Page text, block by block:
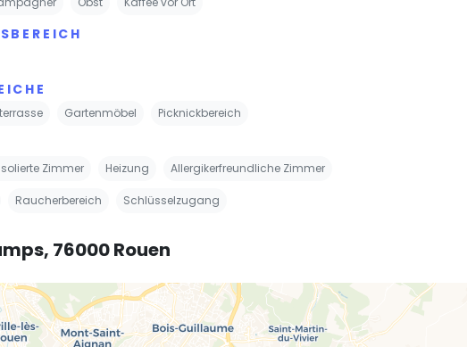
Gartenmöbel Picknickbereich
Zimmer Heizung Allergikerfreundliche Zimmer
Raucherbereich Schlüsselzugang
76000 Rouen